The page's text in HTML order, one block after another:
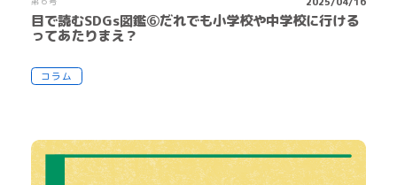
目で読むSDGs図鑑⑥だれでも小学校や中学校に行ける
ってあたりまえ？
コラム